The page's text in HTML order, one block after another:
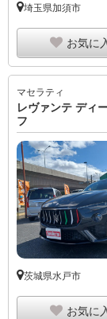
埼玉県加須市
お気に
マセラティ
レヴァンテ ディ
フ
茨城県水戸市
お気に